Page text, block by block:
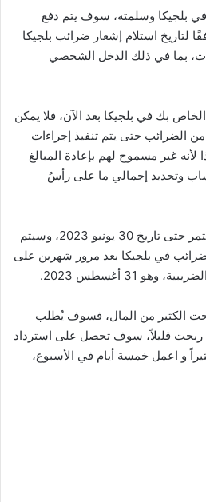
بلجيكا وسلمته، سوف يتم دفع
لتاريخ استلام إشعار ضرائب بلجيكا
بما في ذلك الدخل الشخصي
بك في بلجيكا بعد الآن، فلا يمكن
الضرائب حتى يتم تنفيذ إجراءات
لأنه غير مسموح لهم بإعادة المبالغ
وتحديد إجمالي ما على رأسُ
يمكن للتصرف الحالي أن يستمر حتى تاريخ 30 يونيو 2023، وسيتم
في بلجيكا بعد مرور شهرين على
31 أغسطس 2023.
الكثير من المال، فسوف يُطلب
قليلاً، سوف تحصل على استرداد
و اعمل خمسة أيام في الأسبوع،